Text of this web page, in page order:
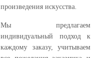
произведения искусства.
Мы предлагаем
индивидуальный подход к
каждому заказу, учитываем